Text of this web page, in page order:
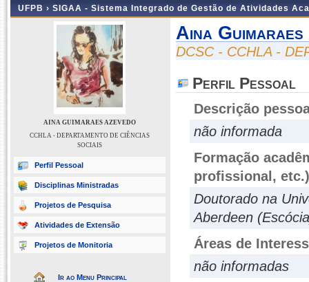
UFPB › SIGAA - Sistema Integrado de Gestão de Atividades
AINA GUIMARAES AZEVEDO
CCHLA - DEPARTAMENTO DE CIÊNCIAS
SOCIAIS
Perfil Pessoal
Disciplinas Ministradas
Projetos de Pesquisa
Atividades de Extensão
Projetos de Monitoria
Ir ao Menu Principal
Aina Guimaraes
DCSC - CCHLA -
Perfil Pessoal
Descrição
não informada
Formação
profissional, etc.)
Doutorado na
Aberdeen
Áreas de
não informadas